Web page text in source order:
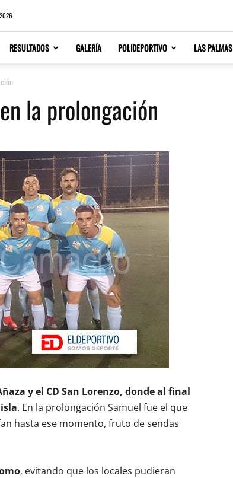
RESULTADOS GALERÍA POLIDEPORTIVO LAS PALMAS
la prolongación
y el CD San Lorenzo, donde al final
. En la prolongación Samuel fue el que
hasta ese momento, fruto de sendas
, evitando que los locales pudieran